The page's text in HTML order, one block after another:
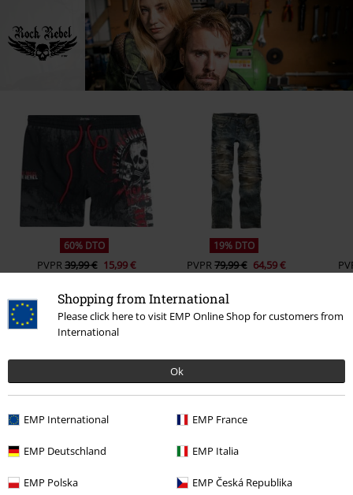
Shopping from International
Please click here to visit EMP Online Shop for customers from
International
Ok
EMP International EMP France
EMP Deutschland EMP Italia
EMP Polska EMP Česká Republika
60% DTO
PVPR39,99 € 15,99 €
19% DTO
PVPR79,99 € 64,59 €
0 Opiniones
Dinos qué opinas de "Free Spirit".